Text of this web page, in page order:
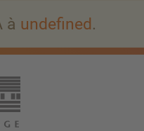
à undefined.